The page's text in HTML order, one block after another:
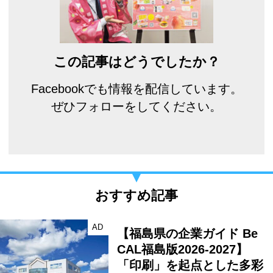
この記事はどうでしたか？
Facebookでも情報を配信しています。
ぜひフォローをしてください。
おすすめ記事
AD
【福島県の企業ガイド Be
CAL福島版2026-2027】
「印刷」を起点とした多彩